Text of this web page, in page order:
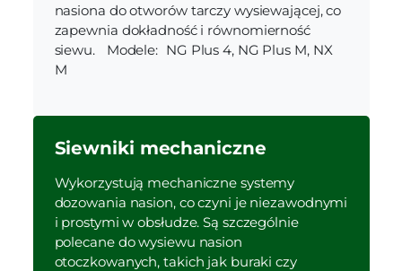
nasiona do otworów tarczy wysiewającej, co
zapewnia dokładność i równomierność
siewu. Modele: NG Plus 4, NG Plus M, NX
M
Siewniki mechaniczne
Wykorzystują mechaniczne systemy
dozowania nasion, co czyni je niezawodnymi
i prostymi w obsłudze. Są szczególnie
polecane do wysiewu nasion
otoczkowanych, takich jak buraki czy